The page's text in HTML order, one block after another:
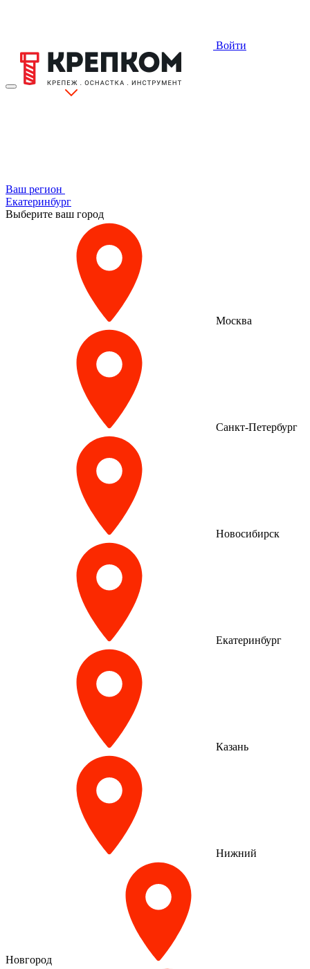
Войти
Ваш регион
Екатеринбург
Выберите ваш город
Москва
Санкт-Петербург
Новосибирск
Екатеринбург
Казань
Нижний
Новгород